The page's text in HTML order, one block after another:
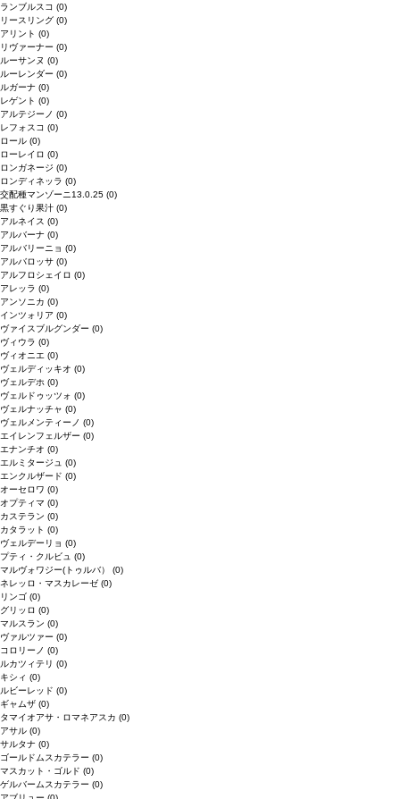
ランブルスコ (0)
リースリング (0)
アリント (0)
リヴァーナー (0)
ルーサンヌ (0)
ルーレンダー (0)
ルガーナ (0)
レゲント (0)
アルテジーノ (0)
レフォスコ (0)
ロール (0)
ローレイロ (0)
ロンガネージ (0)
ロンディネッラ (0)
交配種マンゾーニ13.0.25 (0)
黒すぐり果汁 (0)
アルネイス (0)
アルバーナ (0)
アルバリーニョ (0)
アルバロッサ (0)
アルフロシェイロ (0)
アレッラ (0)
アンソニカ (0)
インツォリア (0)
ヴァイスブルグンダー (0)
ヴィウラ (0)
ヴィオニエ (0)
ヴェルディッキオ (0)
ヴェルデホ (0)
ヴェルドゥッツォ (0)
ヴェルナッチャ (0)
ヴェルメンティーノ (0)
エイレンフェルザー (0)
エナンチオ (0)
エルミタージュ (0)
エンクルザード (0)
オーセロワ (0)
オプティマ (0)
カステラン (0)
カタラット (0)
ヴェルデーリョ (0)
プティ・クルビュ (0)
マルヴォワジー(トゥルバ） (0)
ネレッロ・マスカレーゼ (0)
リンゴ (0)
グリッロ (0)
マルスラン (0)
ヴァルツァー (0)
コロリーノ (0)
ルカツィテリ (0)
キシィ (0)
ルビーレッド (0)
ギャムザ (0)
タマイオアサ・ロマネアスカ (0)
アサル (0)
サルタナ (0)
ゴールドムスカテラー (0)
マスカット・ゴルド (0)
ゲルバームスカテラー (0)